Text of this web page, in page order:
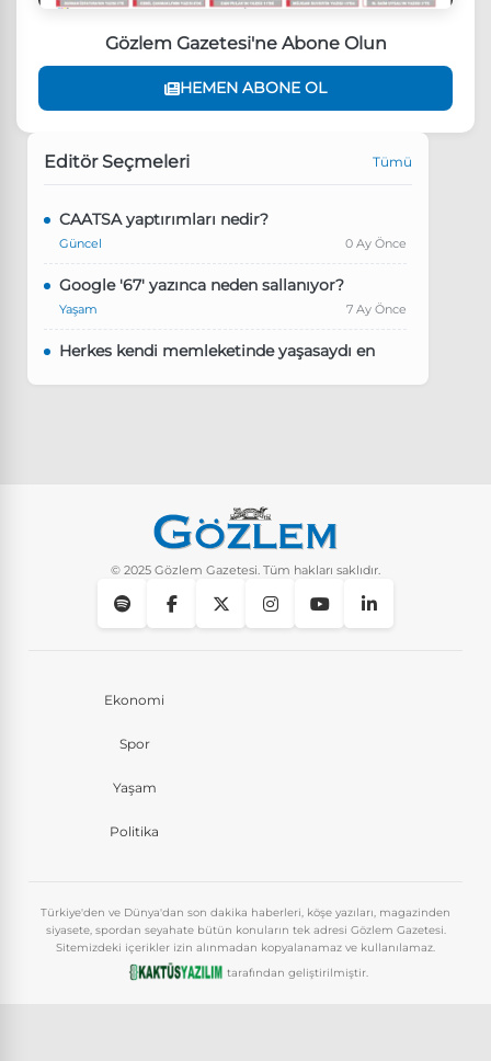
Gözlem Gazetesi'ne Abone Olun
HEMEN ABONE OL
Editör Seçmeleri Tümü
CAATSA yaptırımları nedir?
Güncel 0 Ay Önce
Google '67' yazınca neden sallanıyor?
Yaşam 7 Ay Önce
Herkes kendi memleketinde yaşasaydı en
Instagram’da keşfet nasıl temizlenir?
© 2025 Gözlem Gazetesi. Tüm hakları saklıdır.
Ekonomi
Spor
Yaşam
Politika
Türkiye'den ve Dünya'dan son dakika haberleri, köşe yazıları, magazinden
siyasete, spordan seyahate bütün konuların tek adresi Gözlem Gazetesi.
Sitemizdeki içerikler izin alınmadan kopyalanamaz ve kullanılamaz.
tarafından geliştirilmiştir.